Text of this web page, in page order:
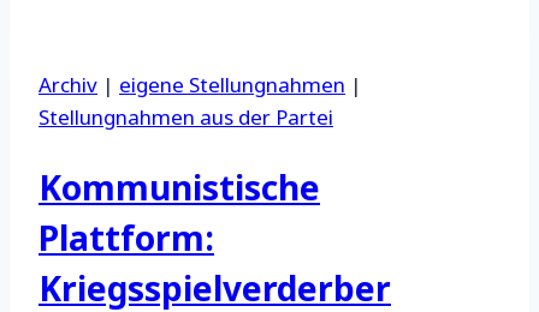
Archiv | eigene Stellungnahmen |
Stellungnahmen aus der Partei
Kommunistische
Plattform:
Kriegsspielverderber